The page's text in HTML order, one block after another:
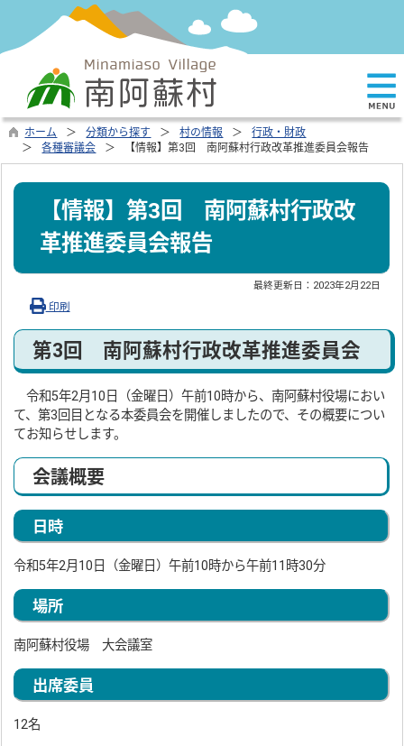
ホーム 分類から探す 村の情報
行政・財政
各種審議会
【情報】第3回 南阿蘇村行政改革推進委員会報告
【情報】第3回 南阿蘇村行政改
革推進委員会報告
最終更新日： 2023年2月22日
印刷
第3回 南阿蘇村行政改革推進委員会
令和5年2月10日（金曜日）午前10時から、南阿蘇村役場におい
て、第3回目となる本委員会を開催しましたので、その概要につい
てお知らせします。
会議概要
日時
令和5年2月10日（金曜日）午前10時から午前11時30分
場所
南阿蘇村役場 大会議室
出席委員
12名